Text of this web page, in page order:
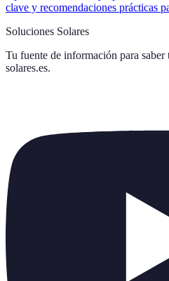
clave y recomendaciones prácticas
Soluciones Solares
Tu fuente de información para saber
solares.es.